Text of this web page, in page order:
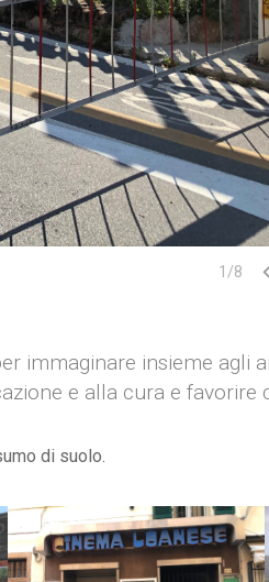
1 /8
immaginare insieme agli
e alla cura e
di suolo.